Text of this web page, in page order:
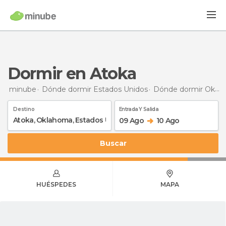
Dormir en Atoka
minube Dónde dormir Estados Unidos Dónde dormir Oklahoma
Destino Entrada Y Salida
09 Ago 10 Ago
Buscar
HUÉSPEDES MAPA